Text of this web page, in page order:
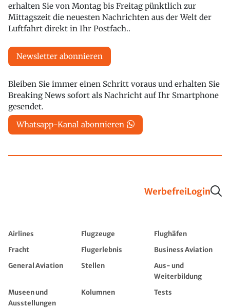
erhalten Sie von Montag bis Freitag pünktlich zur
Mittagszeit die neuesten Nachrichten aus der Welt der
Luftfahrt direkt in Ihr Postfach..
Newsletter abonnieren
Bleiben Sie immer einen Schritt voraus und erhalten Sie
Breaking News sofort als Nachricht auf Ihr Smartphone
gesendet.
Whatsapp-Kanal abonnieren
WerbefreiLogin
Airlines Flugzeuge
Flughäfen
Fracht
Flugerlebnis
Business Aviation
General Aviation
Stellen
Aus- und
Weiterbildung
Museen und
Ausstellungen
Kolumnen Tests